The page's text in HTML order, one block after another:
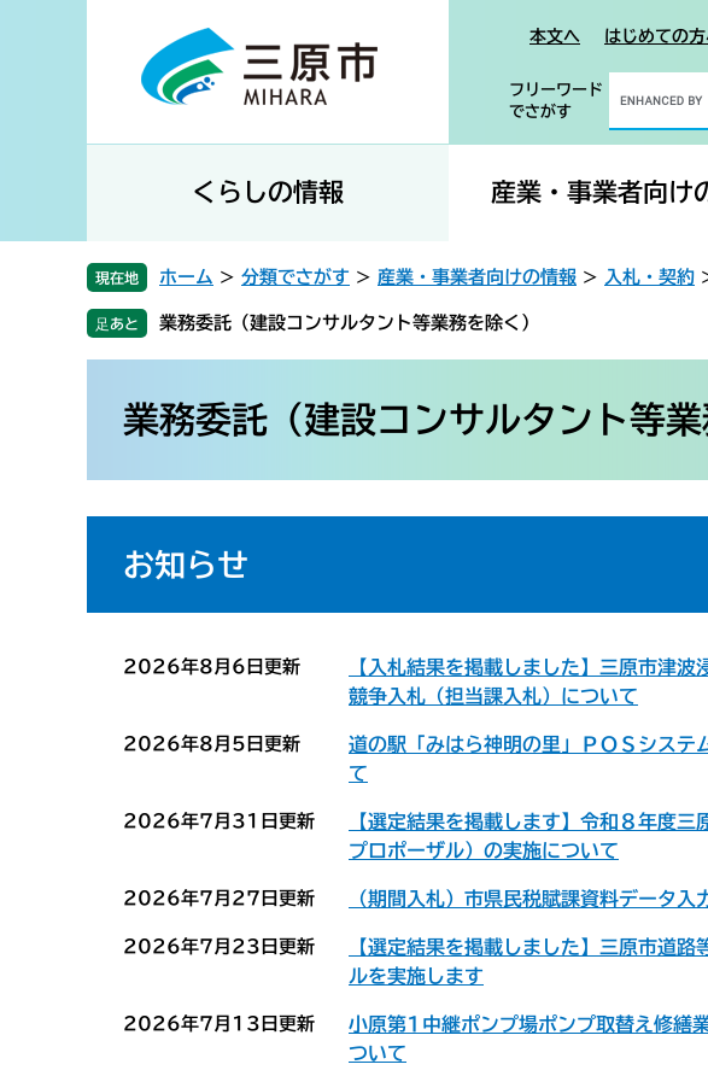
。
て
本文へ はじめての
フリーワード
でさがす
くらしの情報 産業・事業者向け
現在地 ホーム > 分類でさがす > 産業・事業者向けの情報 > 入札・契約
業務委託（建設コンサルタント等業務を除く）
業務委託（建設コンサルタント等業
お知らせ
2026年8月6日更新
【入札結果を掲載しました】三原市津
競争入札（担当課入札）について
2026年8月5日更新
道の駅「みはら神明の里」ＰＯＳシステ
て
2026年7月31日更新
【選定結果を掲載します】令和８年度
プロポーザル）の実施について
2026年7月27日更新 （期間入札）市県民税賦課資料データ入
2026年7月23日更新
【選定結果を掲載しました】三原市道
ルを実施します
2026年7月13日更新
小原第1中継ポンプ場ポンプ取替え修繕
ついて